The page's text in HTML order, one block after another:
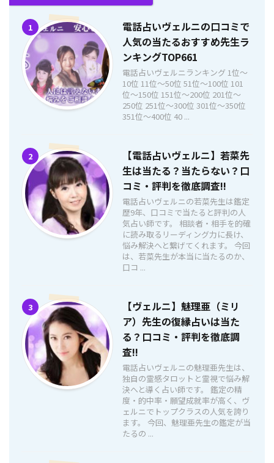
1
電話占いヴェルニの口コミで
人気の当たるおすすめ先生ラ
ンキングTOP661
電話占いヴェルニランキング 1位〜
10位 11位〜50位 51位〜100位 101
位〜150位 151位〜200位 201位〜
250位 251位〜300位 301位〜350位
351位〜400位 40 ...
2
【電話占いヴェルニ】若菜先
生は当たる？当たらない？口
コミ・評判を徹底調査!!
電話占いヴェルニの若菜先生は鑑定
歴9年、口コミで当たると評判の人
気占い師です。 相談者・相手を的確
に読み取るリーディング力に長け、
悩み解決へと繋げてくれます。 今回
は、若菜先生が本当に当たるのか、
口コ ...
3
【ヴェルニ】魅理亜（ミリ
ア）先生の復縁占いは当た
る？口コミ・評判を徹底調
査!!
電話占いヴェルニの魅理亜先生は、
独自の霊感タロットと霊視で悩み解
決へと導く占い師です。 鑑定の精
度・的中率・願望成就率が高く、ヴ
ェルニでトップクラスの人気を誇り
ます。 今回、魅理亜先生の鑑定が当
たるの ...